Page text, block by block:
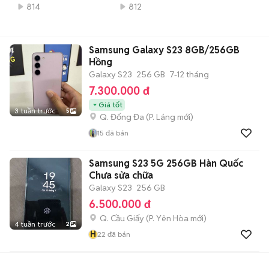
814
812
3 tuần trước 5
Samsung Galaxy S23 8GB/256GB
Hồng
Galaxy S23 256 GB 7-12 tháng
7.300.000 đ
Giá tốt
Q. Đống Đa (P. Láng mới)
15 đã bán
4 tuần trước 2
Samsung S23 5G 256GB Hàn Quốc
Chưa sửa chữa
Galaxy S23 256 GB
6.500.000 đ
Q. Cầu Giấy (P. Yên Hòa mới)
H22 đã bán